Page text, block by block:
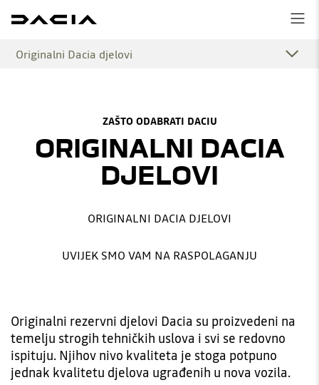
Originalni Dacia djelovi
ZAŠTO ODABRATI DACIU
ORIGINALNI DACIA
DJELOVI
ORIGINALNI DACIA DJELOVI
UVIJEK SMO VAM NA RASPOLAGANJU
Originalni rezervni djelovi Dacia su proizvedeni na
temelju strogih tehničkih uslova i svi se redovno
ispituju. Njihov nivo kvaliteta je stoga potpuno
jednak kvalitetu djelova ugrađenih u nova vozila.